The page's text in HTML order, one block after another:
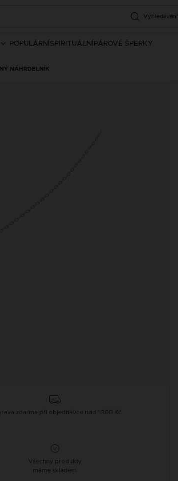
Vyhledávání
POPULÁRNÍ SPIRITUÁLNÍ PÁROVÉ ŠPERKY
NÁHRDELNÍK
zdarma při objednávce nad 1 300 Kč
Všechny produkty
máme skladem